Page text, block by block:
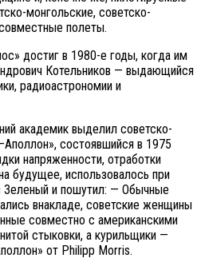
монгольские, советско-
полеты.
достиг в 1980-е годы, когда им
Котельников — выдающийся
радиоастрономии и
академик выделил советско-
состоявшийся в 1975
напряженности, отработки
будущее, использовалось при
и пошутил: — Обычные
внакладе, советские женщины
совместно с американскими
стыковки, а курильщики —
от Philipр Morris.